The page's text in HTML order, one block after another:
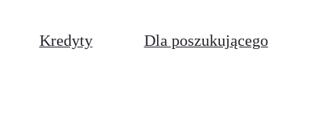
Kredyty Dla poszukującego